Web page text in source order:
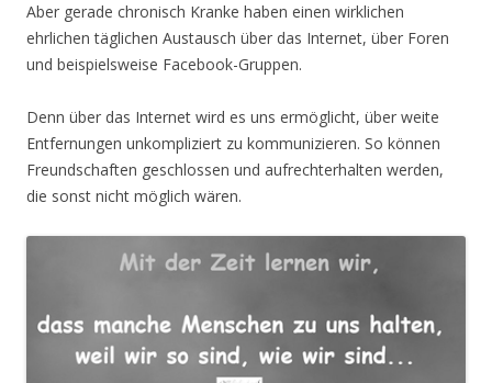
Aber gerade chronisch Kranke haben einen wirklichen
ehrlichen täglichen Austausch über das Internet, über Foren
und beispielsweise Facebook-Gruppen.
Denn über das Internet wird es uns ermöglicht, über weite
Entfernungen unkompliziert zu kommunizieren. So können
Freundschaften geschlossen und aufrechterhalten werden,
die sonst nicht möglich wären.